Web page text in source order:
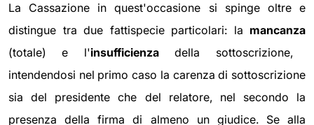
La Cassazione in quest'occasione si spinge oltre e
distingue tra due fattispecie particolari: la mancanza
(totale) e l'insufficienzadella sottoscrizione,
intendendosi nel primo caso la carenza di sottoscrizione
sia del presidente che del relatore, nel secondo la
presenza della firma di almeno un giudice. Se alla